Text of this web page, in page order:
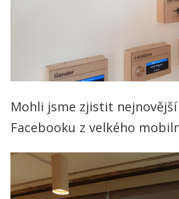
Mohli jsme zjistit
Facebooku z velkého